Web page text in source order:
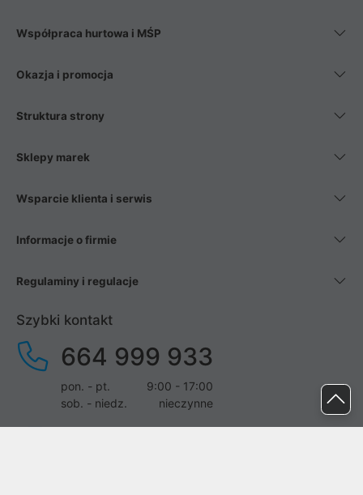
Współpraca hurtowa i MŚP
Okazja i promocja
Struktura strony
Sklepy marek
Wsparcie klienta i serwis
Informacje o firmie
Regulaminy i regulacje
Szybki kontakt
664 999 933
pon. - pt.
9:00 - 17:00
sob. - niedz.
nieczynne